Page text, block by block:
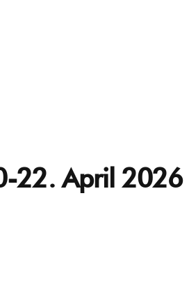
22. April 2026